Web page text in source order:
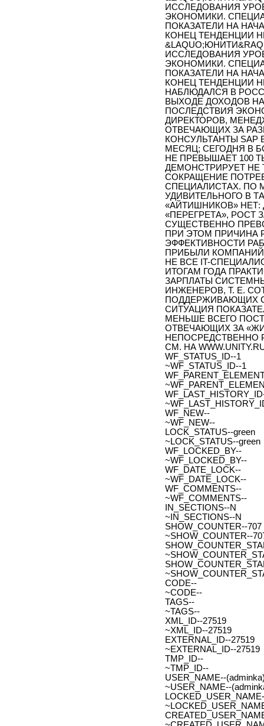
ИССЛЕДОВАНИЯ
ЭКОНОМИКИ.
ПОКАЗАТЕЛИ НА
КОНЕЦ ТЕНДЕНЦИИ
ИССЛЕДОВАНИЯ
ЭКОНОМИКИ.
ПОКАЗАТЕЛИ НА
КОНЕЦ ТЕНДЕНЦИИ
НАБЛЮДАЛСЯ В
ВЫХОДЕ ДОХОДОВ
ПОСЛЕДСТВИЯ
ДИРЕКТОРОВ,
ОТВЕЧАЮЩИХ ЗА
КОНСУЛЬТАНТЫ SAP
МЕСЯЦ; СЕГОДНЯ В
НЕ ПРЕВЫШАЕТ 100
ДЕМОНСТРИРУЕТ НЕ
СОКРАЩЕНИЕ
СПЕЦИАЛИСТАХ. ПО
УДИВИТЕЛЬНОГО В
«АЙТИШНИКОВ»
«ПЕРЕГРЕТА», РОСТ
СУЩЕСТВЕННО
ПРИ ЭТОМ ПРИЧИНА
ЭФФЕКТИВНОСТИ
ПРИБЫЛИ
НЕ ВСЕ IT-
ИТОГАМ ГОДА
ЗАРПЛАТЫ
ИНЖЕНЕРОВ, Т. Е.
ПОДДЕРЖИВАЮЩИХ
СИТУАЦИЯ
МЕНЬШЕ ВСЕГО
ОТВЕЧАЮЩИХ ЗА
НЕПОСРЕДСТВЕННО
СМ. НА
WF_STATUS_ID--1
~WF_STATUS_ID--1
WF_NEW--
~WF_NEW--
LOCK_STATUS--green
~LOCK_STATUS--green
WF_LOCKED_BY--
~WF_LOCKED_BY--
WF_DATE_LOCK--
~WF_DATE_LOCK--
WF_COMMENTS--
~WF_COMMENTS--
IN_SECTIONS--N
~IN_SECTIONS--N
SHOW_COUNTER--707
~SHOW_COUNTER--
CODE--
~CODE--
TAGS--
~TAGS--
XML_ID--27519
~XML_ID--27519
EXTERNAL_ID--27519
~EXTERNAL_ID--27519
TMP_ID--
~TMP_ID--
USER_NAME--
~USER_NAME--